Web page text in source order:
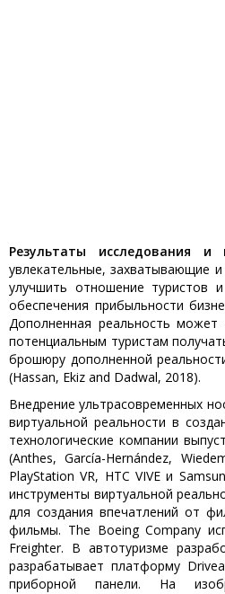
Результаты исследования
увлекательные, захватывающие
улучшить отношение туристов
обеспечения прибыльности
Дополненная реальность может
потенциальным туристам
брошюру дополненной
(Hassan, Ekiz and Dadwal, 2018).
Внедрение ультрасовременных
виртуальной реальности в
технологические компании
(Anthes, García-Hernández,
PlayStation VR, HTC VIVE и
инструменты виртуальной
для создания впечатлений от
фильмы. The Boeing Company
Freighter. В автотуризме
разрабатывает платформу
приборной панели. На